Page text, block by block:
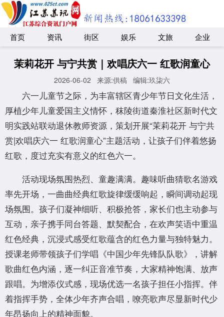
首页 资讯 街区 娱乐 文旅 企业
茉莉花开 与宁共赏｜欢唱庆六一 红歌润童心
2026-06-02 来源:供稿 编辑:玖柒六
六一儿童节之际，为丰富辖区青少年节日文化生活，
厚植少年儿童爱国主义情怀，秣陵街道秦淮社区新时代文
明实践站联动退休教师资源，策划开展“茉莉花开 与宁共
赏|欢唱庆六一 红歌润童心”主题活动，让孩子们伴着悠扬
红歌，度过充实有意义的红色六一。
活动现场氛围热烈、童趣满满。趣味听曲猜歌名游戏
率先开场，一曲曲经典红歌旋律缓缓响起，瞬间调动起现
场氛围。孩子们凝神细听、积极抢答，家长们也主动参与
互动，亲子携手同台答题、默契配合，在欢声笑语中重温
红色经典，沉浸式感受红歌蕴含的红色力量与独特魅力。
授课老师带领孩子们学唱《中国少年先锋队队歌》，讲解
歌曲红色内涵，逐一纠正音准节奏，大家精神饱满、放声
跟唱。为增添仪式感，现场优选一名孩子担任小指挥。伴
着指挥手势，全体少年齐声合唱，嘹亮歌声尽显新时代少
年昂扬向上的精神面貌。